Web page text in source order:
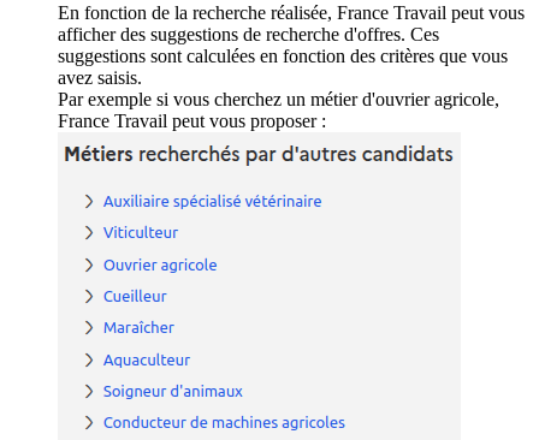
En fonction de la recherche réalisée, France Travail peut vous
afficher des suggestions de recherche d'offres. Ces
suggestions sont calculées en fonction des critères que vous
avez saisis.
Par exemple si vous cherchez un métier d'ouvrier agricole,
France Travail peut vous proposer :